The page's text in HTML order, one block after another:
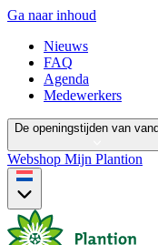
Ga naar inhoud
Nieuws
FAQ
Agenda
Medewerkers
De openingstijden van
Webshop Mijn Plantion